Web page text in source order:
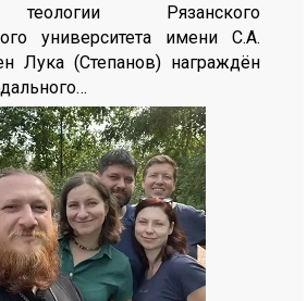
Рязанского
университета имени С.А.
Лука (Степанов) награждён